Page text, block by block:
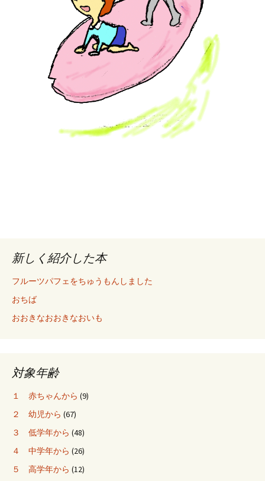
新しく紹介した本
フルーツパフェをちゅうもんしました
おちば
おおきなおおきなおいも
対象年齢
１ 赤ちゃんから (9)
２ 幼児から (67)
３ 低学年から (48)
４ 中学年から (26)
５ 高学年から (12)